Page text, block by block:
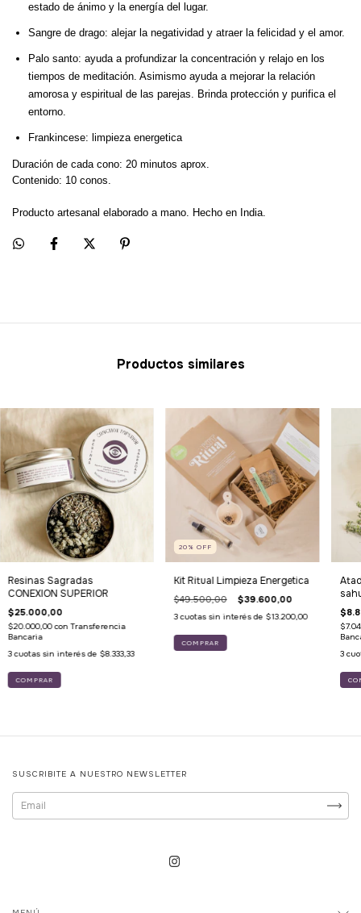
estado de ánimo y la energía del lugar.
Sangre de drago: alejar la negatividad y atraer la felicidad y el amor.
Palo santo: ayuda a profundizar la concentración y relajo en los
tiempos de meditación. Asimismo ayuda a mejorar la relación
amorosa y espiritual de las parejas. Brinda protección y purifica el
entorno.
Frankincese: limpieza energetica
Duración de cada cono: 20 minutos aprox.
Contenido: 10 conos.
Producto artesanal elaborado a mano. Hecho en India.
Productos similares
Resinas Sagradas
CONEXION SUPERIOR
$25.000,00
$20.000,00con Transferencia
Bancaria
3 cuotas sin interés de $8.333,33
20 % OFF
Kit Ritual Limpieza Energetica
$49.500,00 $39.600,00
3 cuotas sin interés de $13.200,00
3
SUSCRIBITE A NUESTRO NEWSLETTER